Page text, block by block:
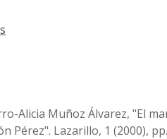
Alicia Muñoz Álvarez, "El
Pérez". Lazarillo, 1 (2000),